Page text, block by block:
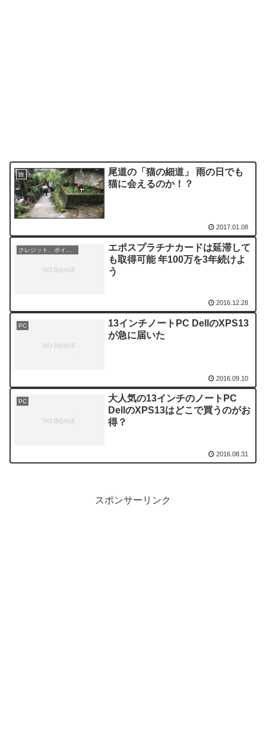
旅
尾道の「猫の細道」 雨の日でも
猫に会えるのか！？
2017.01.08
エポスプラチナカードは延滞して
も取得可能 年100万を3年続けよ
う
2016.12.28
PC
13インチノートPC DellのXPS13
が急に届いた
2016.09.10
PC
大人気の13インチのノートPC
DellのXPS13はどこで買うのがお
得？
2016.08.31
スポンサーリンク